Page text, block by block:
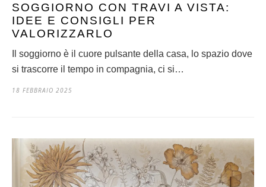
SOGGIORNO CON TRAVI A VISTA:
IDEE E CONSIGLI PER
VALORIZZARLO
Il soggiorno è il cuore pulsante della casa, lo spazio dove
si trascorre il tempo in compagnia, ci si…
18 FEBBRAIO 2025